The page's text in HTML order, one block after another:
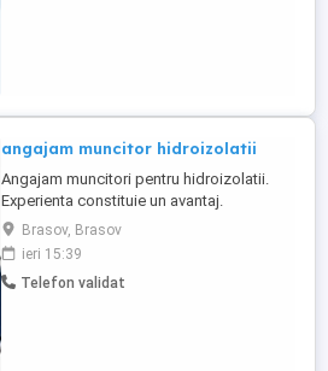
angajam muncitor hidroizolatii
Angajam muncitori pentru hidroizolatii.
Experienta constituie un avantaj.
Deasemenea daca nu aveti experienta nu
este o problema, totul se invata daca
exista dorinta. pentru mai multe detalii va
rugam sa ne contactati la numarul din
Brasov, Brasov
ieri 15:39
Telefon validat